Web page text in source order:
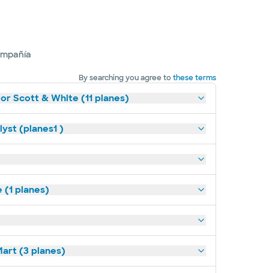
By searching you agree tothese terms
Scott & White (11 planes)
(planes1 )
(1 planes)
(3 planes)